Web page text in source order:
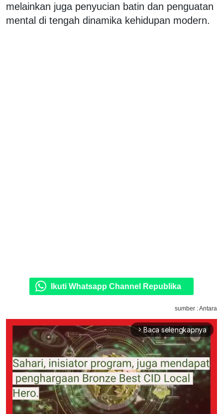
melainkan juga penyucian batin dan penguatan
mental di tengah dinamika kehidupan modern.
Ikuti Whatsapp Channel Republika
sumber : Antara
arrow_forward_ios Baca selengkapnya